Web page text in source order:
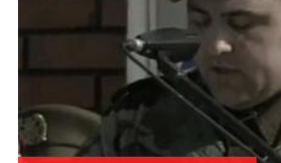
SPREMITE SE
Za posnu slavsku trpezu ove
izdvojiti ozbiljnu sumu
plata ode na svega 20 gostiju